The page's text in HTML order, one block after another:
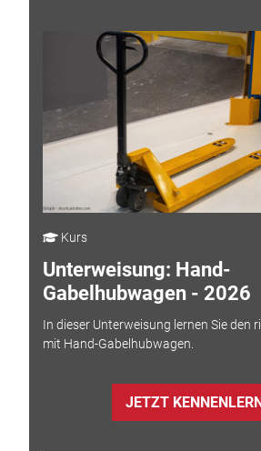
Kurs
Unterweisung: Hand-
Gabelhubwagen - 2026
In dieser Unterweisung lernen Sie den
mit Hand-Gabelhubwagen.
JETZT